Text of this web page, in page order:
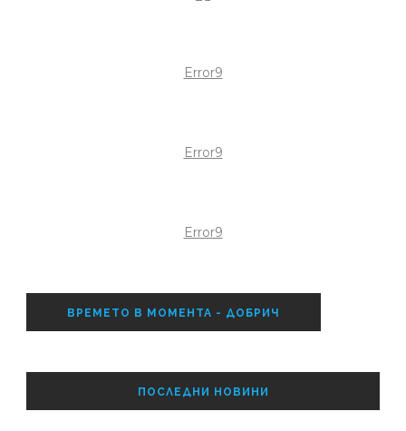
Error9
Error9
Error9
ВРЕМЕТО В МОМЕНТА - ДОБРИЧ
ПОСЛЕДНИ НОВИНИ